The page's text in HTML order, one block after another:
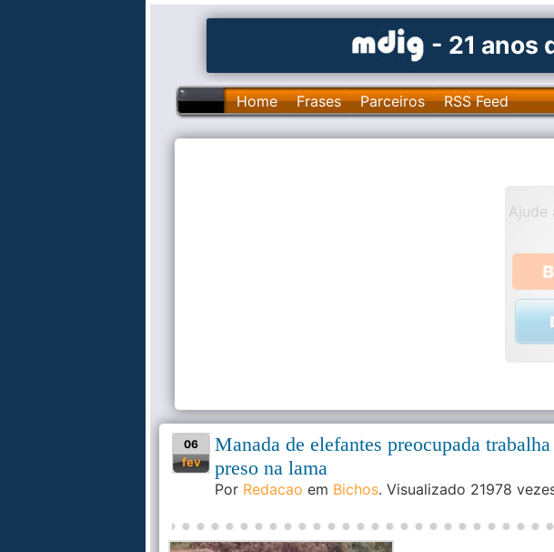
- 21 anos
Home Frases Parceiros RSS Feed
Ajude
06
fev
Manada de elefantes preocupada
preso na lama
Por Redacao em Bichos. Visualizado 21978